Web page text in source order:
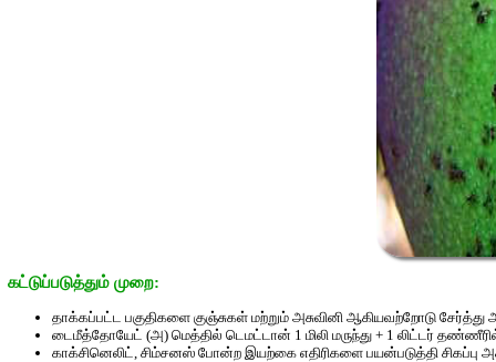
கட்டுப்படுத்தும் முறை:
தாக்கப்பட்ட பகுதிகளை குஞ்சுகள் மற்றும் அசுவினி ஆகியவற்றோடு சேர்த்து
டைமீத்தோயேட் (அ) மெத்தில் டெமட்டான் 1 மிலி மருந்து + 1 லிட்டர்
காக்சினெலிட், சிம்சனஸ் போன்ற இயற்கை எதிரிகளை பயன்படுத்தி சிகப்பு